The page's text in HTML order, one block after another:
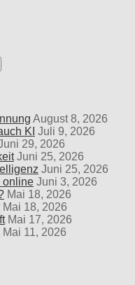
August 8, 2026
KI Juli 9, 2026
29, 2026
Juni 25, 2026
Juni 25, 2026
online Juni 3, 2026
Mai 18, 2026
Mai 18, 2026
Mai 17, 2026
Mai 11, 2026